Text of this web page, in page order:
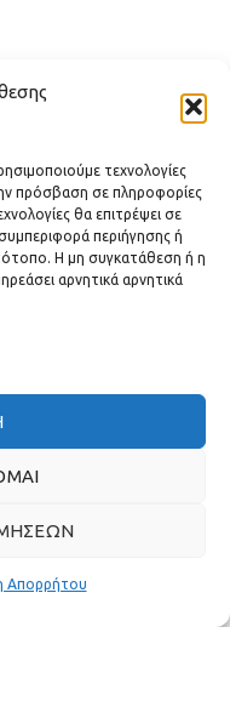
τεχνολογίες
πρόσβαση σε πληροφορίες
θα επιτρέψει σε
περιήγησης ή
Η μη συγκατάθεση ή η
αρνητικά αρνητικά
Απορρήτου